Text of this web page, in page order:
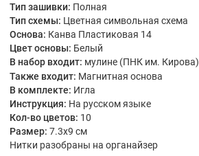
Тип зашивки: Полная
Тип схемы: Цветная символьная схема
Основа: Канва Пластиковая 14
Цвет основы: Белый
В набор входит: мулине (ПНК им. Кирова)
Также входит: Магнитная основа
В комплекте: Игла
Инструкция: На русском языке
Кол-во цветов: 10
Размер: 7.3x9 см
Нитки разобраны на органайзер